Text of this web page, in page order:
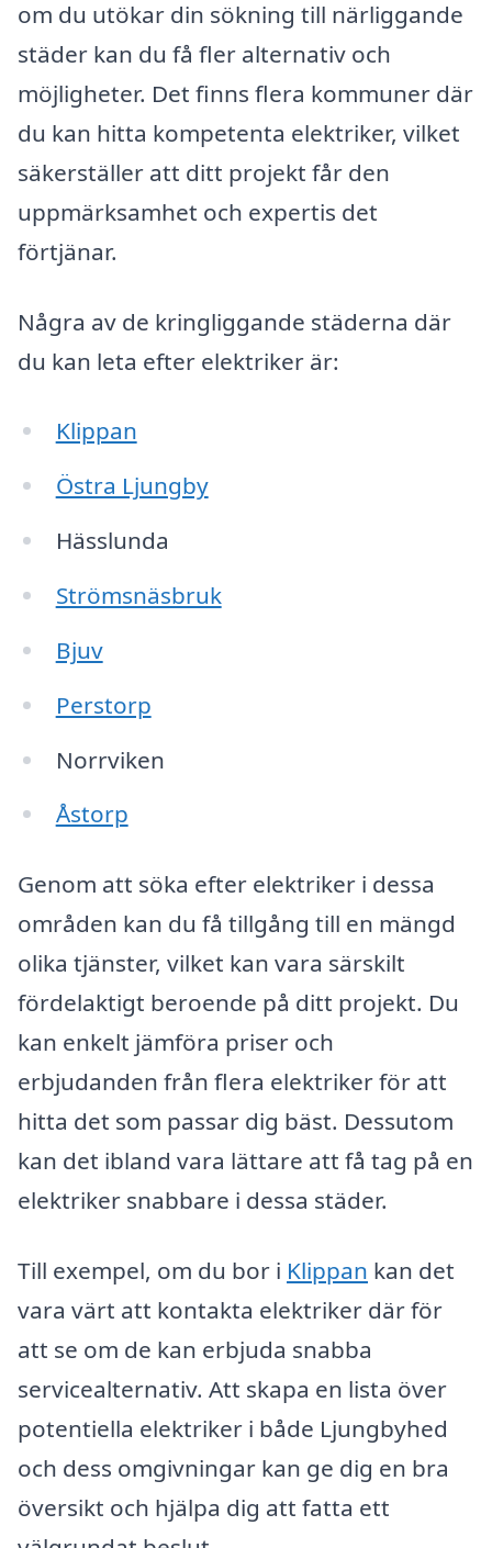
om du utökar din sökning till närliggande
städer kan du få fler alternativ och
möjligheter. Det finns flera kommuner där
du kan hitta kompetenta elektriker, vilket
säkerställer att ditt projekt får den
uppmärksamhet och expertis det
förtjänar.
Några av de kringliggande städerna där
du kan leta efter elektriker är:
Klippan
Östra Ljungby
Hässlunda
Strömsnäsbruk
Bjuv
Perstorp
Norrviken
Åstorp
Genom att söka efter elektriker i dessa
områden kan du få tillgång till en mängd
olika tjänster, vilket kan vara särskilt
fördelaktigt beroende på ditt projekt. Du
kan enkelt jämföra priser och
erbjudanden från flera elektriker för att
hitta det som passar dig bäst. Dessutom
kan det ibland vara lättare att få tag på en
elektriker snabbare i dessa städer.
Till exempel, om du bor i Klippan kan det
vara värt att kontakta elektriker där för
att se om de kan erbjuda snabba
servicealternativ. Att skapa en lista över
potentiella elektriker i både Ljungbyhed
och dess omgivningar kan ge dig en bra
översikt och hjälpa dig att fatta ett